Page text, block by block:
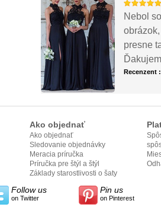
Nebol
presne
Recenzent
Ako objednať
Ako objednať
Sledovanie objednávky
Meracia príručka
Príručka pre štýl a štýl
Základy starostlivosti o šaty
Follow us
on Twitter
Pin us
on Pinterest